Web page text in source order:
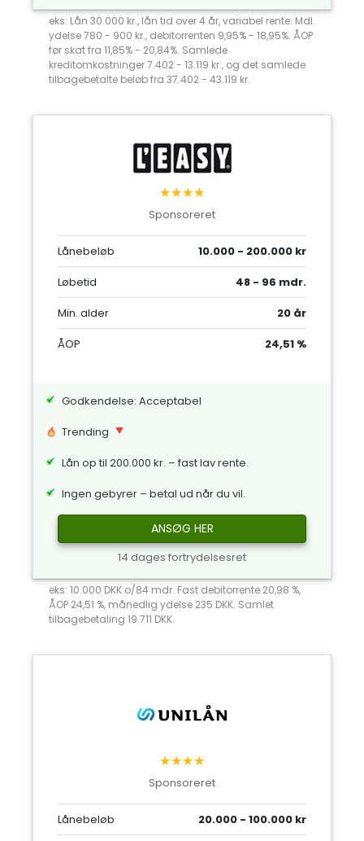
eks: Lån 30.000 kr., lån tid over 4 år, variabel rente: Mdl.
ydelse 780 - 900 kr., debitorrenten 9,95% - 18,95%. ÅOP
før skat fra 11,85% - 20,84%. Samlede
kreditomkostninger 7.402 - 13.119 kr., og det samlede
tilbagebetalte beløb fra 37.402 - 43.119 kr.
★★★★
Sponsoreret
Lånebeløb
10.000 - 200.000 kr
Løbetid
48 - 96 mdr.
Min. alder
20 år
ÅOP
24,51 %
Godkendelse: Acceptabel
Trending
Lån op til 200.000 kr. – fast lav rente.
Ingen gebyrer – betal ud når du vil.
ANSØG HER
14 dages fortrydelsesret
eks: 10.000 DKK o/84 mdr. Fast debitorrente 20,98 %,
ÅOP 24,51 %, månedlig ydelse 235 DKK. Samlet
tilbagebetaling 19.711 DKK.
★★★★
Sponsoreret
Lånebeløb
20.000 - 100.000 kr